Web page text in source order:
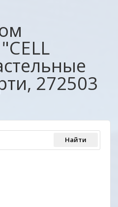
272503